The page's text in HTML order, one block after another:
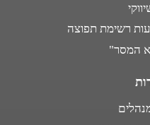
רשימת תפוצה
המסר"